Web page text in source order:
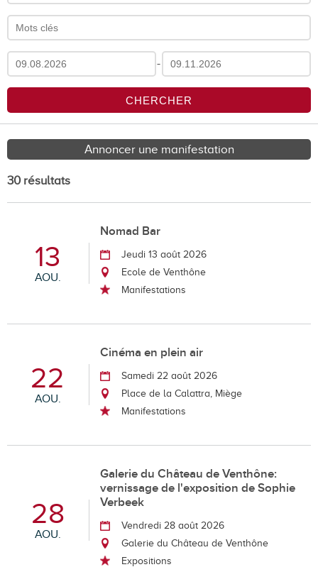
-
Annoncer une manifestation
30 résultats
13
AOU.
Nomad Bar
Jeudi 13 août 2026
Ecole de Venthône
Manifestations
22
AOU.
Cinéma en plein air
Samedi 22 août 2026
Place de la Calattra, Miège
Manifestations
28
AOU.
Galerie du Château de Venthône:
vernissage de l'exposition de Sophie
Verbeek
Vendredi 28 août 2026
Galerie du Château de Venthône
Expositions